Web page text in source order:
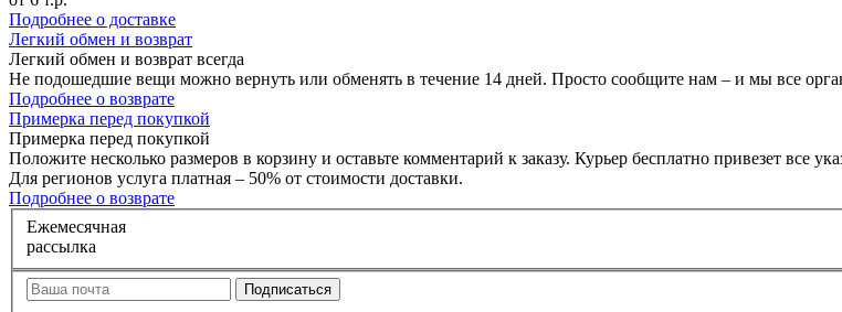
Подробнее о доставке
Легкий обмен и возврат
Легкий обмен и возврат всегда
Не подошедшие вещи можно вернуть или обменять в течение 14 дней. Просто сообщите нам – и мы все
Подробнее о возврате
Примерка перед покупкой
Примерка перед покупкой
Положите несколько размеров в корзину и оставьте комментарий к заказу. Курьер бесплатно привезет все
Для регионов услуга платная – 50% от стоимости доставки.
Подробнее о возврате
Ежемесячная
рассылка